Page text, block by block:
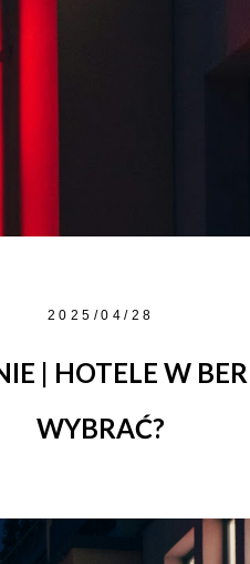
2025/04/28
| HOTELE W
WYBRAĆ?